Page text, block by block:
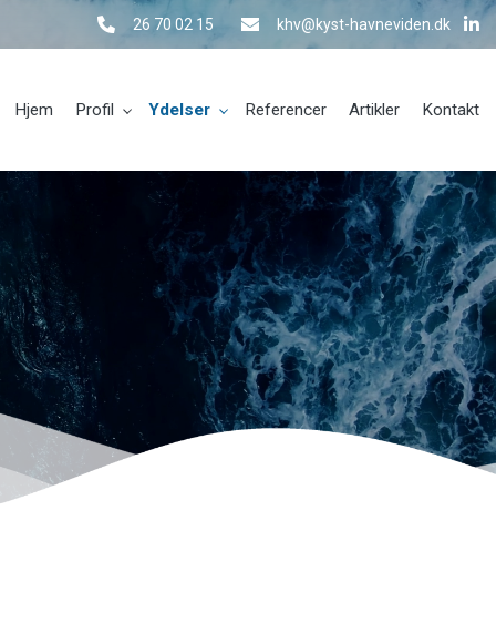
26 70 02 15 khv@kyst-havneviden.dk
Hjem Profil Ydelser Referencer Artikler Kontakt